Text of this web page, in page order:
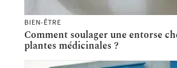
BIEN-ÊTRE
Comment soulager une entorse
plantes médicinales ?